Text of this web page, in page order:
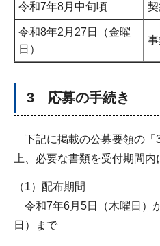
令和7年8月中旬頃
令和8年2月27日（金曜
日）
3 応募の手続き
下記に掲載の公募要領の「
上、必要な書類を受付期間内
（1）配布期間
令和7年6月5日（木曜日）
日）まで